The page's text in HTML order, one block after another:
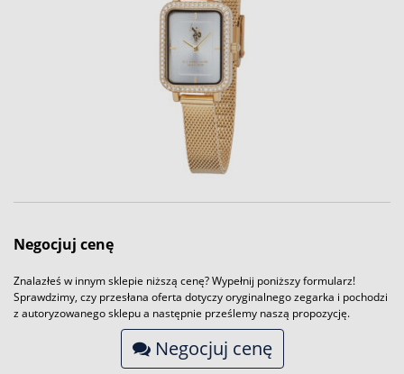
Negocjuj cenę
Znalazłeś w innym sklepie niższą cenę? Wypełnij poniższy formularz!
Sprawdzimy, czy przesłana oferta dotyczy oryginalnego zegarka i pochodzi
z autoryzowanego sklepu a następnie prześlemy naszą propozycję.
Negocjuj cenę